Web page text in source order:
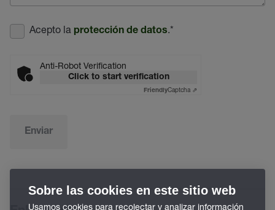
Acepto la protección de datos.*
Anti-Robot Verification
Click to start verification
FriendlyCaptcha ⇗
Enviar
Sobre las cookies en este sitio web
Usamos cookies para recolectar y analizar información